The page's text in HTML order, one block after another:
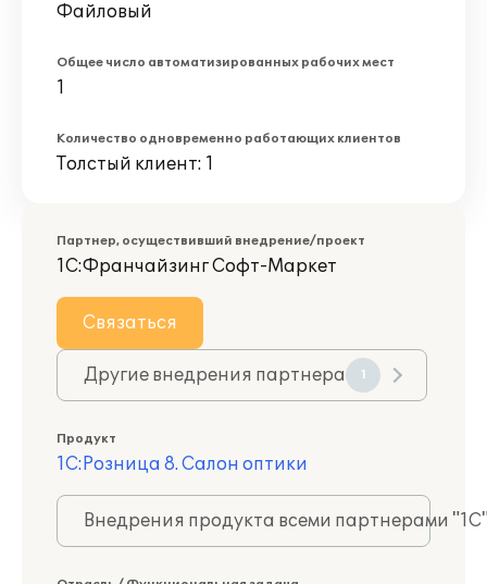
Файловый
Общее число автоматизированных рабочих мест
1
Количество одновременно работающих клиентов
Толстый клиент: 1
Партнер, осуществивший внедрение/проект
1С:Франчайзинг Софт-Маркет
Связаться
Другие внедрения партнера 1
Продукт
1С:Розница 8. Салон оптики
Внедрения продукта всеми партнерами